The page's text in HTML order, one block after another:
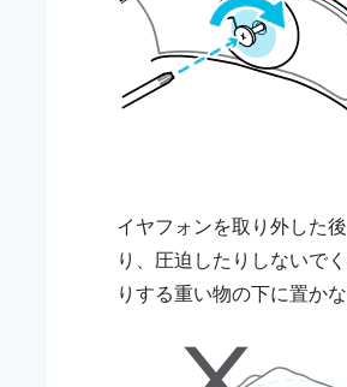
イヤフォンを取り外した
り、圧迫したりしないで
りする重い物の下に置か